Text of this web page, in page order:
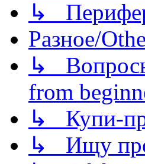
↳
Разное/
↳ Вопросы
from
↳ Купи-
↳ Ищу